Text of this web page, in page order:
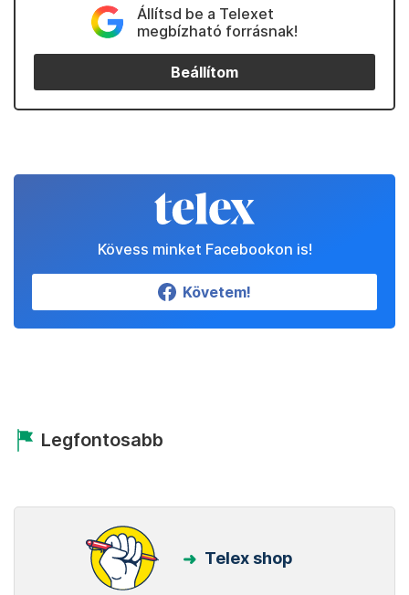
Állítsd be a Telexet
megbízható forrásnak!
Beállítom
Kövess minket Facebookon is!
Követem!
Legfontosabb
Telex shop